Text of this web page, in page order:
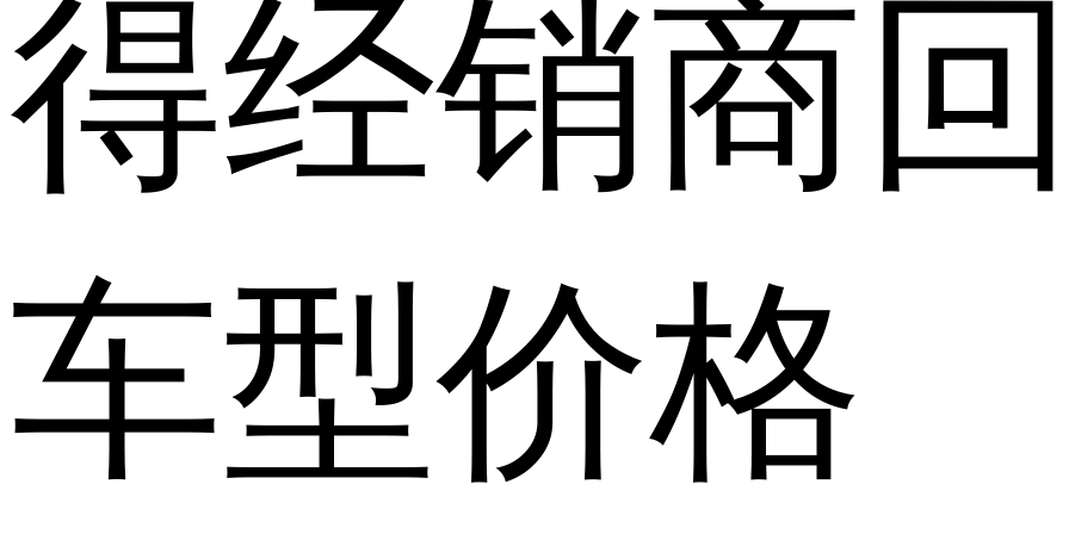
得经销商
车型价格